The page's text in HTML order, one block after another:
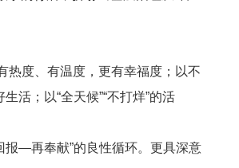
热度、有温度，更有幸福度；以不
活；以“全天候”“不打烊”的活
报—再奉献”的良性循环。更具深意